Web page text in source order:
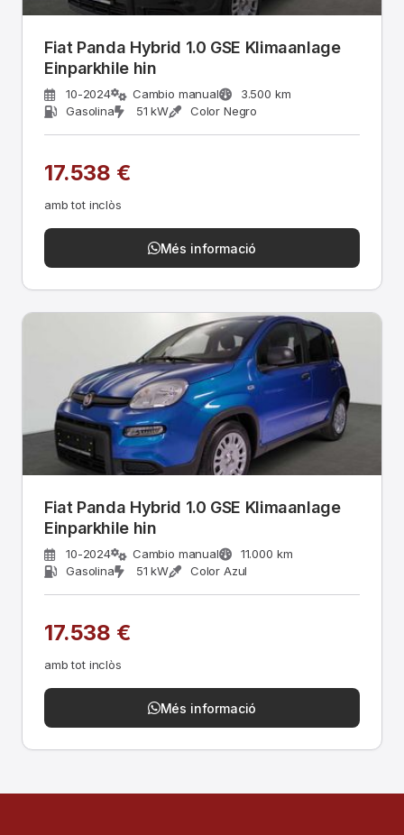
Fiat Panda Hybrid 1.0 GSE Klimaanlage
Einparkhile hin
10-2024 Cambio manual
3.500 km
Gasolina
51 kW Color Negro
17.538 €
amb tot inclòs
Més informació
Fiat Panda Hybrid 1.0 GSE Klimaanlage
Einparkhile hin
10-2024 Cambio manual
11.000 km
Gasolina
51 kW Color Azul
17.538 €
amb tot inclòs
Més informació